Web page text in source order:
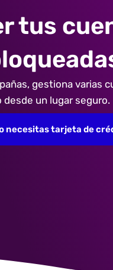
tus
gestiona varias
un lugar seguro.
necesitas tarjeta de